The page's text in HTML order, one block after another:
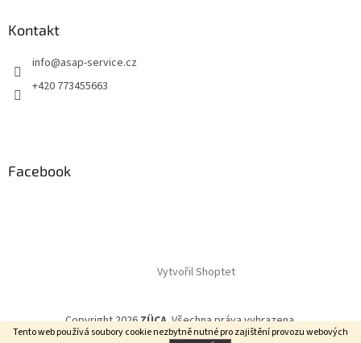
Tento web používá soubory cookienezbytně nutné pro zajištění provozu webových
Kontakt
info@asap-service.cz
+420 773455663
Facebook
Vytvořil Shoptet
Copyright 2026ZÜCA. Všechna práva vyhrazena.